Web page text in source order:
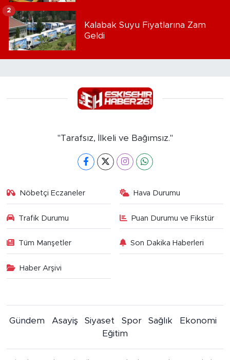
Kalabak Suyu Fiyatlarına Zam
Geldi
2
"Tarafsız, İlkeli ve Bağımsız."
Nöbetçi Eczaneler Hava Durumu
Trafik Durumu Puan Durumu ve Fikstür
Tüm Manşetler Son Dakika Haberleri
Haber Arşivi
Gündem Asayiş Siyaset Spor Sağlık
Ekonomi
Eğitim